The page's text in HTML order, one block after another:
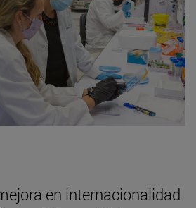
en internacionalidad